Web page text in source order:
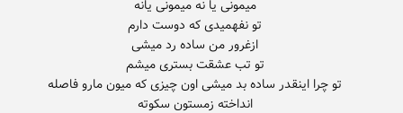
تو چرا اینقدر ساده بد میشی اون چیزی که میون مارو فاصله